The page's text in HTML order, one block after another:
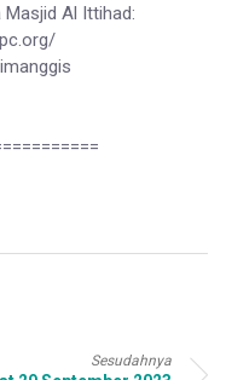
Al Ittihad:
Sesudahnya